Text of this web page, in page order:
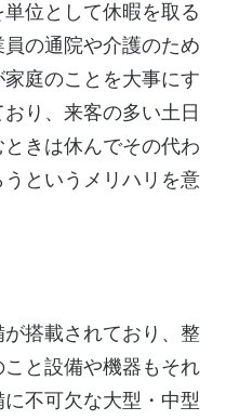
位として休暇を取る
の通院や介護のため
庭のことを大事にす
り、来客の多い土日
きは休んでその代わ
というメリハリを意
搭載されており、整
と設備や機器もそれ
不可欠な大型・中型